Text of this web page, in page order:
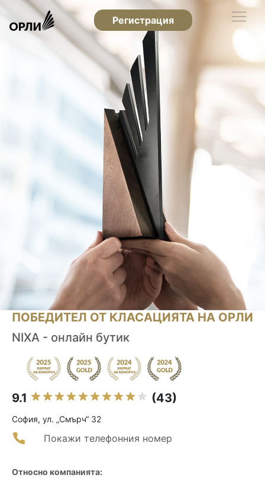
Регистрация
ПОБЕДИТЕЛ ОТ КЛАСАЦИЯТА НА ОРЛИ
NIXA - онлайн бутик
9.1 (43)
София, ул. „Смърч“ 32
Покажи телефонния номер
Относно компанията: